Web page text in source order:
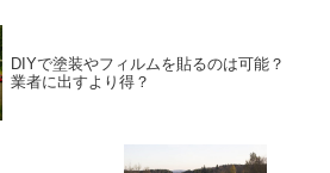
DIYで塗装やフィルムを貼るのは可能？
業者に出すより得？